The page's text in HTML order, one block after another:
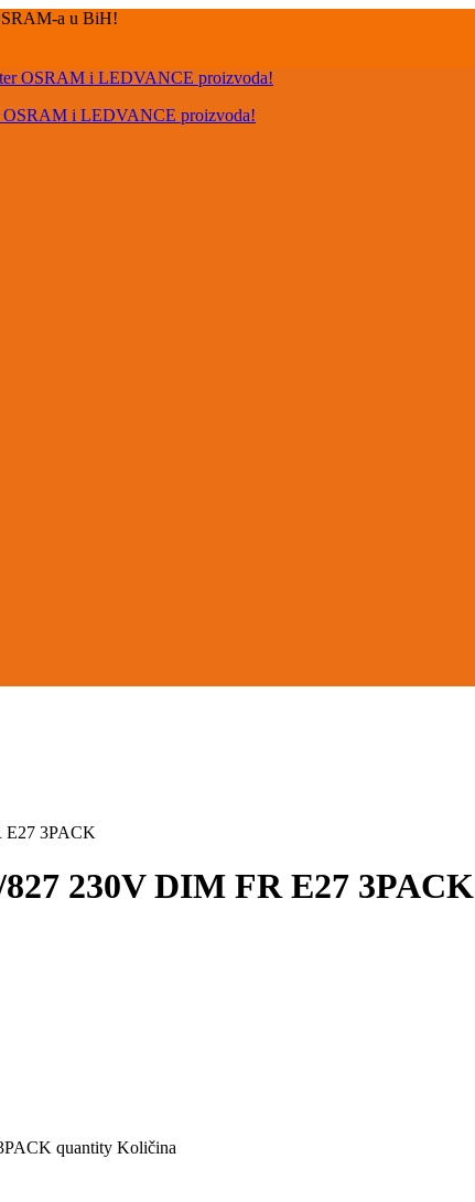
a u BiH!
OSRAM i LEDVANCE proizvoda!
E27 3PACK
230V DIM FR E27 3PACK
quantity Količina